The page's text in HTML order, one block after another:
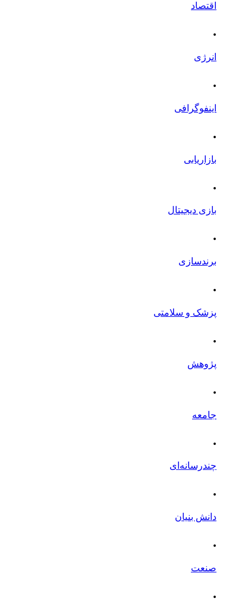
اقتصاد
.
انرژی
.
اینفوگرافی
.
بازاریابی
.
بازی دیجیتال
.
برندسازی
.
پزشک و سلامتی
.
پژوهش
.
جامعه
.
چندرسانه‌ای
.
دانش بنیان
.
صنعت
.